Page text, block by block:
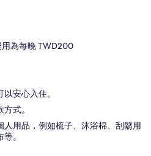
用為每晚 TWD200
安心入住。
式。
人用品，例如梳子、沐浴棉、刮鬍用
。